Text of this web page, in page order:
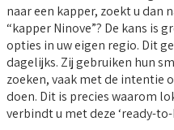
naar een kapper, zoekt u dan
“kapper Ninove”? De kans is
opties in uw eigen regio. Dit
dagelijks. Zij gebruiken hun
zoeken, vaak met de intentie
doen. Dit is precies waarom
verbindt u met deze ‘ready-